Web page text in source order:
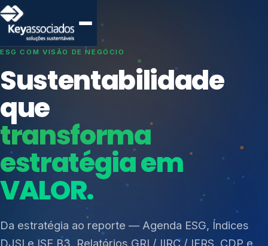
SISTEMAS DE GESTÃO OTIMIZADOS E INTEGRADOS
Conformidade que
protege seu
negócio.
Consultoria, auditoria e treinamentos em ISO 27001,
ISO 27701, ISO 42001, ISO 37001, ISO 9001, ISO
14001, ISO 45001, ONA e PNQ — Gestão de
resíduos sólidos (PGRS/PMGRS).
Índices de Mercado
Mudanças Climáticas
Reputação e Cadeia
Reporte Regulatório